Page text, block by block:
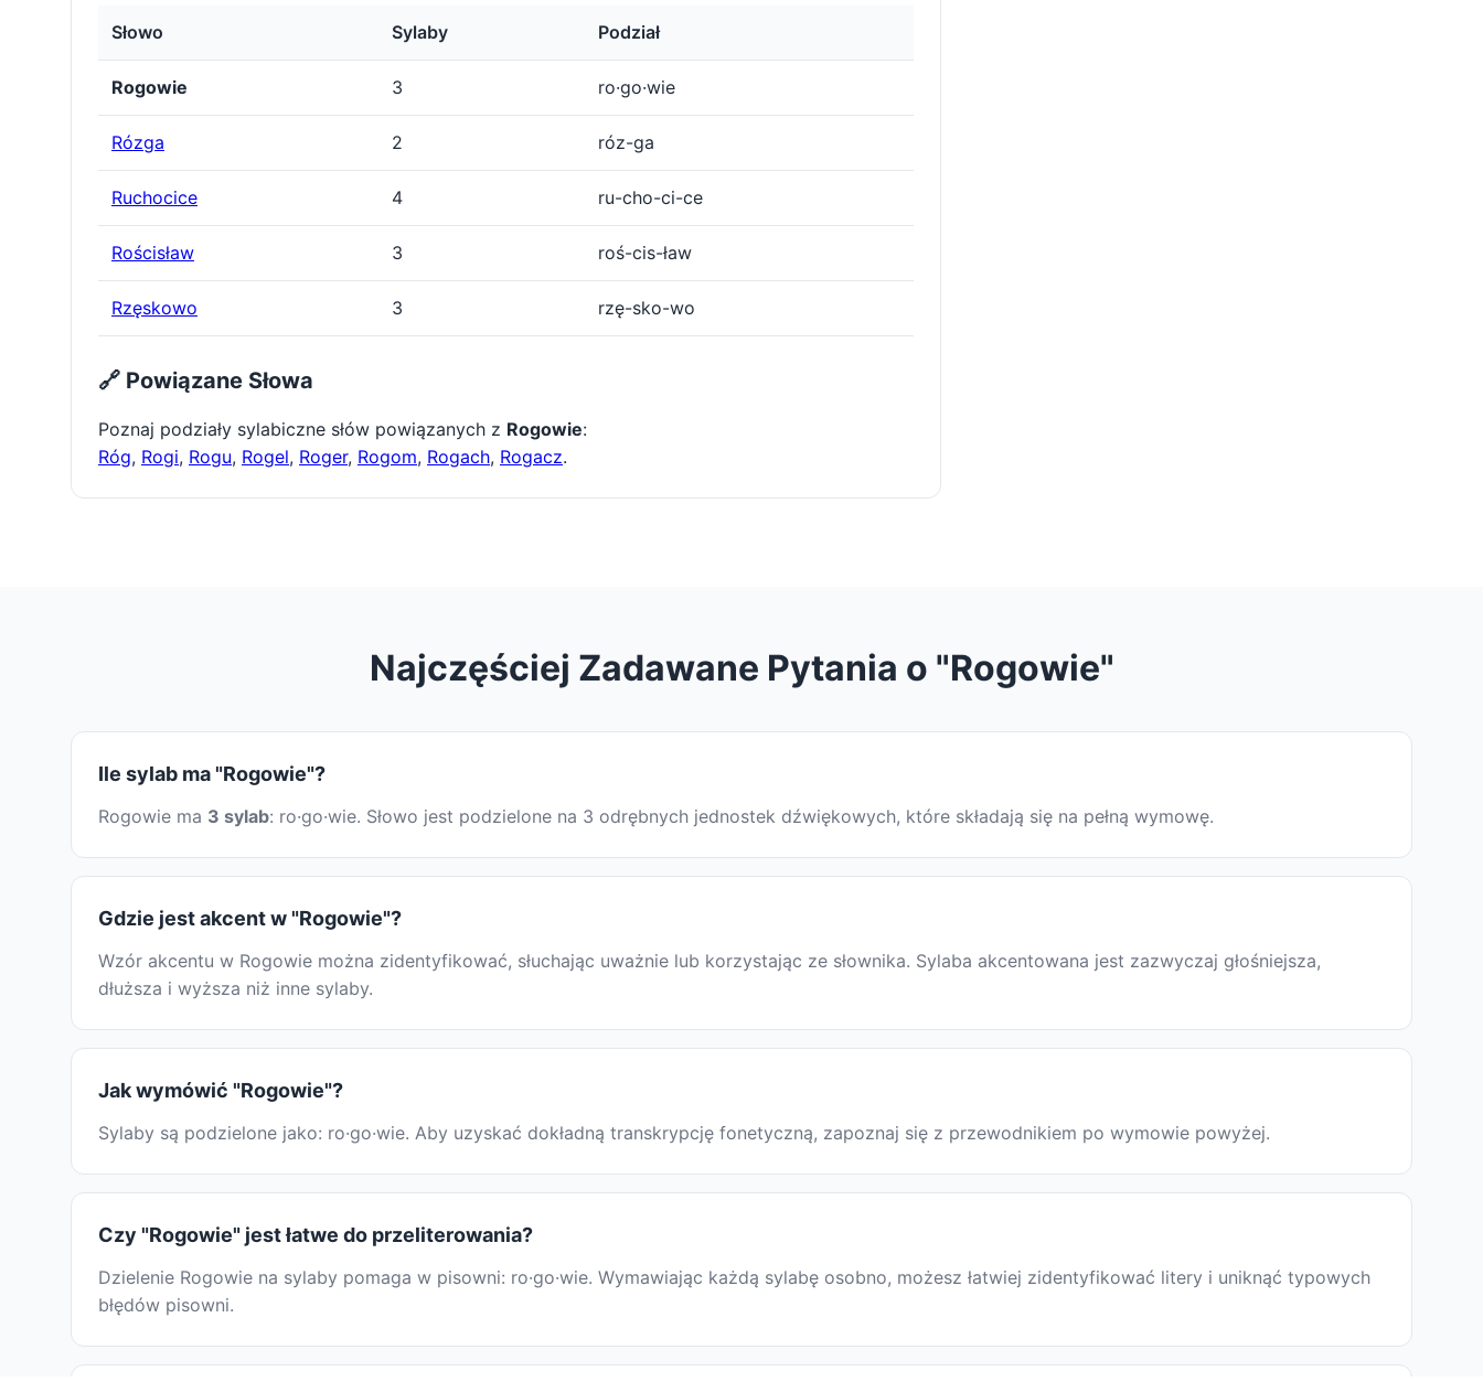
Słowo Sylaby Podział
Rogowie 3 ro·go·wie
Rózga 2 róz-ga
Ruchocice 4 ru-cho-ci-ce
Rościsław 3 roś-cis-ław
Rzęskowo 3 rzę-sko-wo
🔗 Powiązane Słowa
Poznaj podziały sylabiczne słów powiązanych z Rogowie:
Róg, Rogi, Rogu, Rogel, Roger, Rogom, Rogach, Rogacz.
Najczęściej Zadawane Pytania o "Rogowie"
Ile sylab ma "Rogowie"?
Rogowie ma 3 sylab: ro·go·wie. Słowo jest podzielone na 3 odrębnych jednostek dźwiękowych, które składają się na pełną wymowę.
Gdzie jest akcent w "Rogowie"?
Wzór akcentu w Rogowie można zidentyfikować, słuchając uważnie lub korzystając ze słownika. Sylaba akcentowana jest zazwyczaj głośniejsza,
dłuższa i wyższa niż inne sylaby.
Jak wymówić "Rogowie"?
Sylaby są podzielone jako: ro·go·wie. Aby uzyskać dokładną transkrypcję fonetyczną, zapoznaj się z przewodnikiem po wymowie powyżej.
Czy "Rogowie" jest łatwe do przeliterowania?
Dzielenie Rogowie na sylaby pomaga w pisowni: ro·go·wie. Wymawiając każdą sylabę osobno, możesz łatwiej zidentyfikować litery i uniknąć typowych
błędów pisowni.